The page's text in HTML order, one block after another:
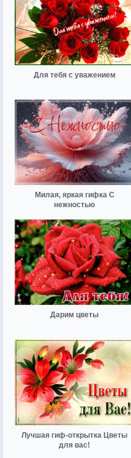
Для тебя с уважением
Милая, яркая гифка С
нежностью
Дарим цветы
Лучшая гиф-открытка Цветы
для вас!